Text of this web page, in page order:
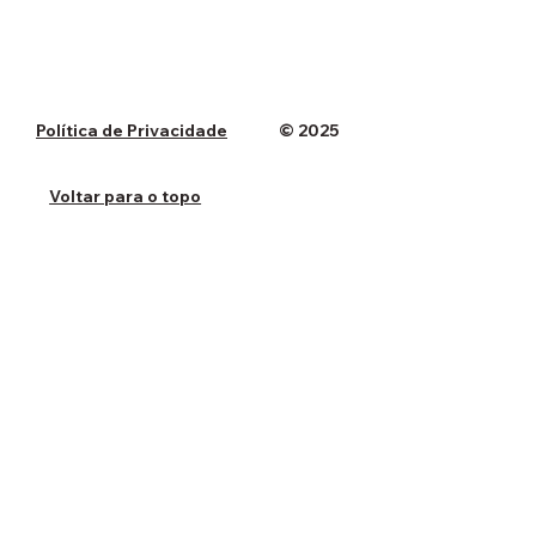
Política de Privacidade
Voltar para o topo
© 2025